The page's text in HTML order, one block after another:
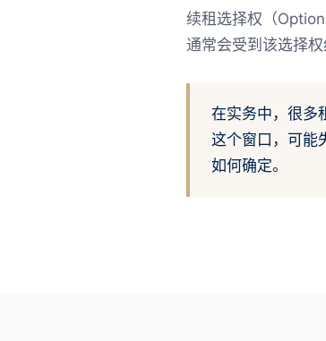
续租选择权（
通常会受到该选择
在实务中，很多
这个窗口，可能
如何确定。